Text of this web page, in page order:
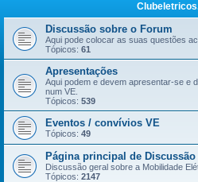
Discussão sobre o Forum
Aqui pode colocar as suas questões
Tópicos: 61
Apresentações
Aqui podem e devem apresentar-se e
num VE.
Tópicos: 539
Eventos / convívios VE
Tópicos: 49
Página principal de
Discussão geral sobre a Mobilidade
Tópicos: 2147